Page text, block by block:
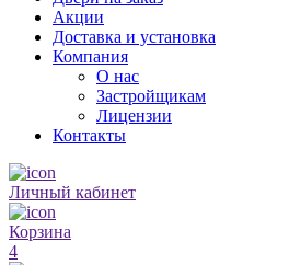
Акции
Доставка и установка
Компания
О нас
Застройщикам
Лицензии
Контакты
Личный кабинет
Корзина
4